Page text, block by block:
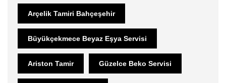
Arçelik Tamiri Bahçeşehir
Büyükçekmece Beyaz Eşya Servisi
Ariston Tamir Güzelce Beko Servisi